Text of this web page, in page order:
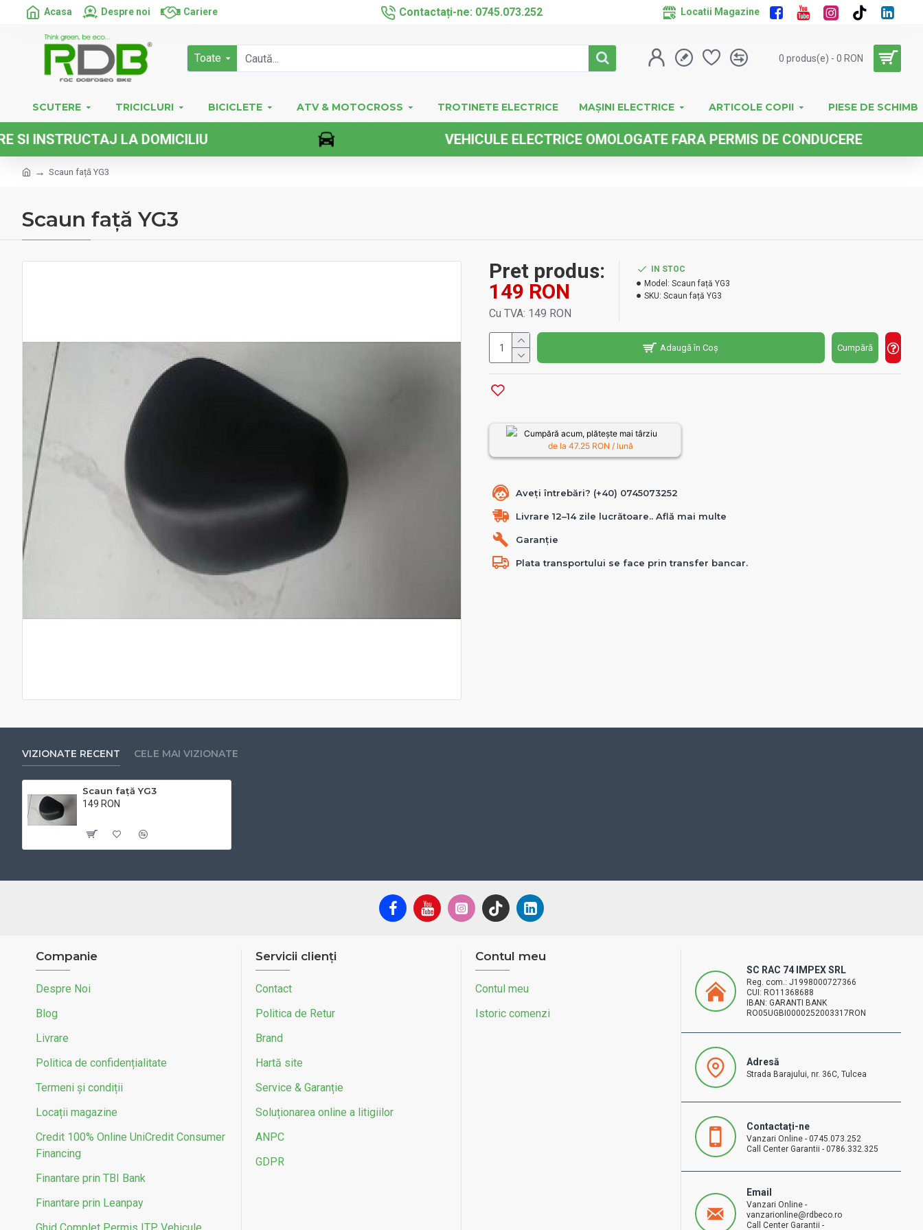
Acasa Despre noi Cariere Contactați-ne: 0745.073.252 Locatii Magazine
Toate 0 produs(e) - 0 RON
SCUTERE TRICICLURI BICICLETE ATV & MOTOCROSS TROTINETE ELECTRICE MAȘINI ELECTRICE ARTICOLE COPII PIESE DE SCHIMB
LA DOMICILIU VEHICULE ELECTRICE OMOLOGATE FARA PERMIS DE CONDUCERE
Scaun față YG3
Scaun față YG3
Pret produs:
149 RON
Cu TVA: 149 RON
IN STOC
Model: Scaun față YG3
SKU: Scaun față YG3
Adaugă în Coș Cumpără
Cumpără acum, plătește mai târziu
de la 47.25 RON / lună
Aveți întrebări? (+40) 0745073252
Livrare 12–14 zile lucrătoare.. Află mai multe
Garanție
Plata transportului se face prin transfer bancar.
VIZIONATE RECENT CELE MAI VIZIONATE
Scaun față YG3
149 RON
Companie
Despre Noi
Blog
Livrare
Politica de confidențialitate
Termeni și condiții
Locații magazine
Credit 100% Online UniCredit Consumer
Financing
Finantare prin TBI Bank
Finantare prin Leanpay
Servicii clienți
Contact
Politica de Retur
Brand
Hartă site
Service & Garanție
Soluționarea online a litigiilor
ANPC
GDPR
Contul meu
Contul meu
Istoric comenzi
SC RAC 74 IMPEX SRL
Reg. com.: J1998000727366
CUI: RO11368688
IBAN: GARANTI BANK
RO05UGBI0000252003317RON
Adresă
Strada Barajului, nr. 36C, Tulcea
Contactați-ne
Vanzari Online - 0745.073.252
Call Center Garantii - 0786.332.325
Email
Vanzari Online -
vanzarionline@rdbeco.ro
Call Center Garantii -